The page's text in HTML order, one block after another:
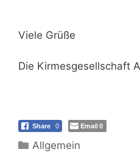
Viele Grüße
Die Kirmesgesellschaft
Share 0 Email0
Kategorien
Allgemein